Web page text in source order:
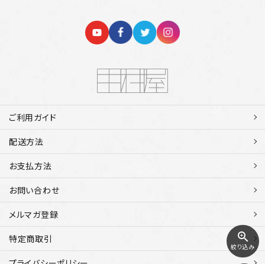
zoom_in
絞り込み
ご利用ガイド
配送方法
お支払方法
お問い合わせ
メルマガ登録
特定商取引